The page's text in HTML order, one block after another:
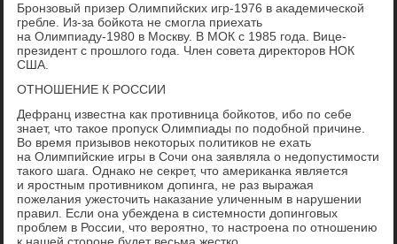
Бронзовый призер Олимпийских игр-1976 в академической
гребле. Из-за бойкота не смогла приехать
на Олимпиаду-1980 в Москву. В МОК с 1985 года. Вице-
президент с прошлого года. Член совета директоров НОК
США.
ОТНОШЕНИЕ К РОССИИ
Дефранц известна как противница бойкотов, ибо по себе
знает, что такое пропуск Олимпиады по подобной причине.
Во время призывов некоторых политиков не ехать
на Олимпийские игры в Сочи она заявляла о недопустимости
такого шага. Однако не секрет, что американка является
и яростным противником допинга, не раз выражая
пожелания ужесточить наказание уличенным в нарушении
правил. Если она убеждена в системности допинговых
проблем в России, что вероятно, то настроена по отношению